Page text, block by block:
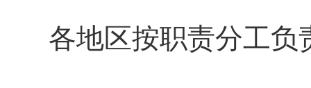
各地区按职责分工负